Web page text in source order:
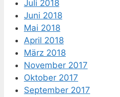
Juli 2018
Juni 2018
Mai 2018
April 2018
März 2018
November 2017
Oktober 2017
September 2017